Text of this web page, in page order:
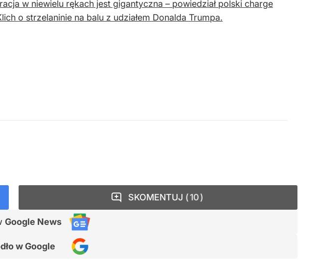
w niewielu rękach jest gigantyczna – powiedział polski charge
o strzelaninie na balu z udziałem Donalda Trumpa.
Google News
w Google
SKOMENTUJ 10